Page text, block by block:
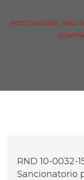
POSTS TAGGED : RND
RND 10-0032-
Sancionatorio